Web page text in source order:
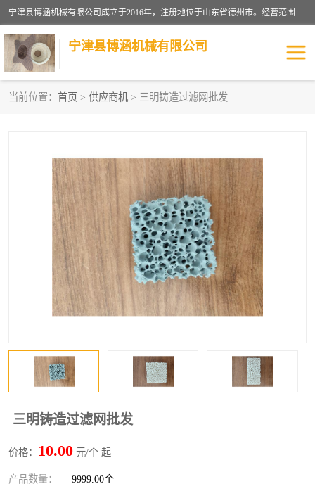
宁津县博涵机械有限公司成立于2016年，注册地位于山东省德州市。经营范围包括：机械设备研发、生产及销售，铸造用造型材料生产、销售，玻璃纤维及制品制造、销售，汽车零配件零售，机械零件、零部件加工，机械零件、零部件销售等；主要产品有：纤维过滤网,陶瓷过滤器,泡沫陶瓷过滤器,耐高温纤维过滤器,铸铁过滤器,铸铜过滤网,铸铝过滤网,铝轮毂过滤网,高效过滤网,高效陶瓷过滤网,高效纤维过滤网。
宁津县博涵机械有限公司
当前位置： 首页 > 供应商机 > 三明铸造过滤网批发
三明铸造过滤网批发
价格： 10.00 元/个 起
产品数量： 9999.00个
纤维网 挡渣棉
挡渣网 避脏网